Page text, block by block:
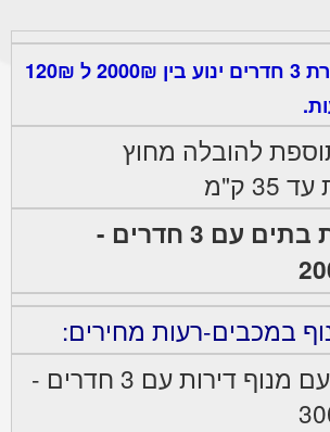
מחיר הובלות דירת 3 חדרים ינוע בין 2000₪ ל 120₪
800₪ תוספת להובלה מחוץ
ק"מ
מחיר הובלות בתים עם 3 חדרים -
במכבים-רעות מחירים:
מחיר הובלה עם מנוף דירות עם 3 חדרים -